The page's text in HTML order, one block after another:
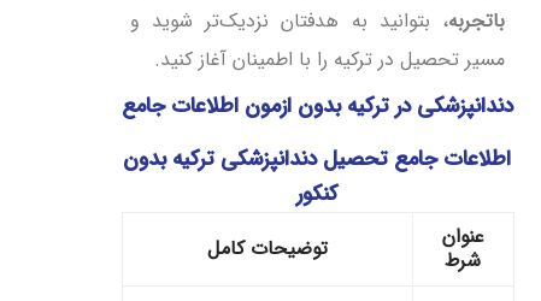
باتجربه، بتوانید به هدفتان نزدیک‌تر شوید و
مسیر تحصیل در ترکیه را با اطمینان آغاز کنید.
دندانپزشکی در ترکیه بدون ازمون اطلاعات جامع
اطلاعات جامع تحصیل دندانپزشکی ترکیه بدون
کنکور
عنوان
شرط
توضیحات کامل